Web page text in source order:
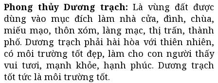
Phong thủy Dương trạch: Là vùng đất được
dùng vào mục đích làm nhà cửa, đình, chùa,
miếu mạo, thôn xóm, làng mạc, thị trấn, thành
phố. Dương trạch phải hài hòa với thiên nhiên,
có môi trường tốt đẹp, làm cho con người thấy
vui tươi, mạnh khỏe, hạnh phúc. Dương trạch
tốt tức là môi trường tốt.